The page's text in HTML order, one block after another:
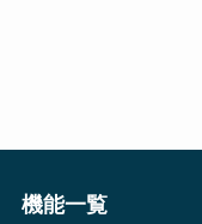
機能一覧